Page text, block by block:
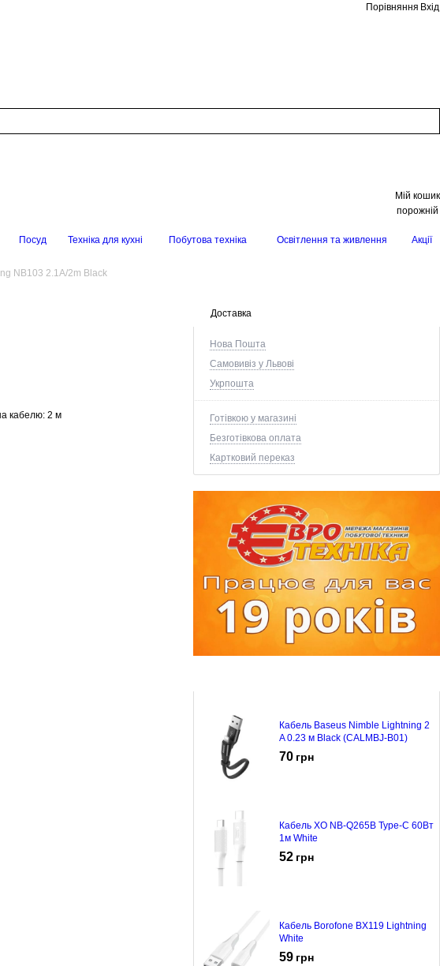
Порівняння Вхід
Мій кошик
порожній
Посуд Техніка для кухні Побутова техніка Освітлення та живлення Акції
NB103 2.1A/2m Black
Доставка
Нова Пошта
Самовивіз у Львові
Укрпошта
Готівкою у магазині
Безготівкова оплата
Картковий переказ
Кабель Baseus Nimble Lightning 2
A 0.23 м Black (CALMBJ-B01)
70 грн
Кабель XO NB-Q265B Type-C 60Вт
1м White
52 грн
Кабель Borofone BX119 Lightning
White
59 грн
кабелю: 2 м